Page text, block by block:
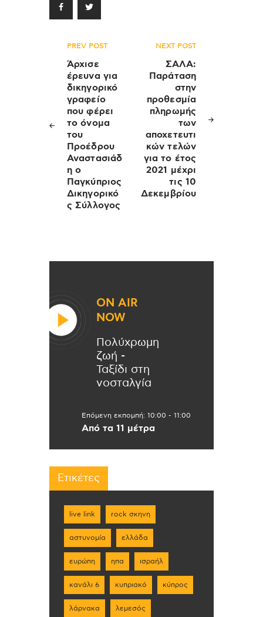
Πλοήγηση
άρθρων
PREV POST
Άρχισε
έρευνα για
δικηγορικό
γραφείο
που φέρει
το όνομα
του
Προέδρου
Αναστασιάδ
η ο
Παγκύπριος
Δικηγορικό
ς Σύλλογος
NEXT POST
ΣΑΛΑ:
Παράταση
στην
προθεσμία
πληρωμής
των
αποχετευτι
κών τελών
για το έτος
2021 μέχρι
τις 10
Δεκεμβρίου
ON AIR
NOW
Πολύχρωμη
ζωή -
Ταξίδι στη
νοσταλγία
Επόμενη εκπομπή: 10:00 - 11:00
Από τα 11 μέτρα
Ετικέτες
live link rock σκηνη
αστυνομία ελλάδα
ευρώπη ηπα ισραήλ
κανάλι 6 κυπριακό κύπρος
λάρνακα λεμεσός